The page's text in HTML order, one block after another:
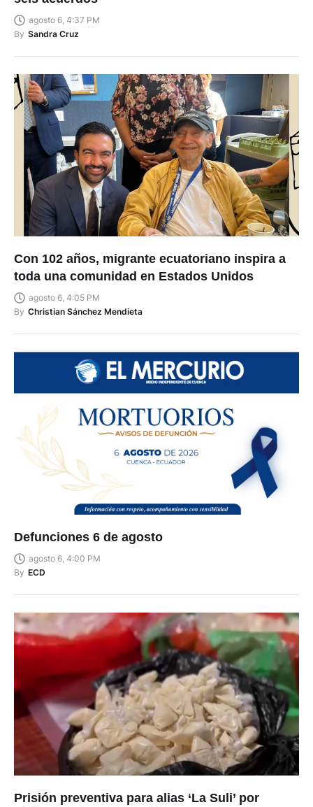
agosto 6, 4:37 PM
By Sandra Cruz
Con 102 años, migrante ecuatoriano inspira a
toda una comunidad en Estados Unidos
agosto 6, 4:05 PM
By Christian Sánchez Mendieta
Defunciones 6 de agosto
agosto 6, 4:00 PM
By ECD
Prisión preventiva para alias ‘La Suli’ por